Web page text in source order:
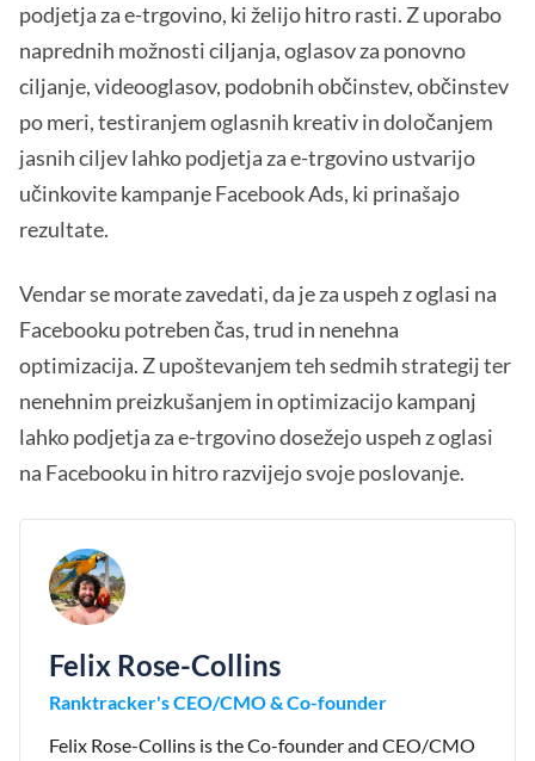
podjetja za e-trgovino, ki želijo hitro rasti. Z uporabo
naprednih možnosti ciljanja, oglasov za ponovno
ciljanje, videooglasov, podobnih občinstev, občinstev
po meri, testiranjem oglasnih kreativ in določanjem
jasnih ciljev lahko podjetja za e-trgovino ustvarijo
učinkovite kampanje Facebook Ads, ki prinašajo
rezultate.
Vendar se morate zavedati, da je za uspeh z oglasi na
Facebooku potreben čas, trud in nenehna
optimizacija. Z upoštevanjem teh sedmih strategij ter
nenehnim preizkušanjem in optimizacijo kampanj
lahko podjetja za e-trgovino dosežejo uspeh z oglasi
na Facebooku in hitro razvijejo svoje poslovanje.
Felix Rose-Collins
Ranktracker's CEO/CMO & Co-founder
Felix Rose-Collins is the Co-founder and CEO/CMO